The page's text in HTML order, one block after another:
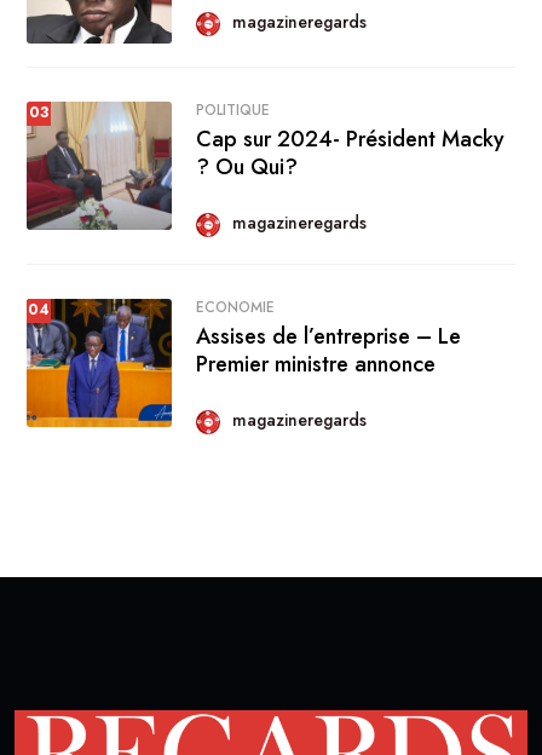
magazineregards
03 POLITIQUE
Cap sur 2024- Président Macky
? Ou Qui?
magazineregards
04 ECONOMIE
Assises de l’entreprise – Le
Premier ministre annonce
magazineregards